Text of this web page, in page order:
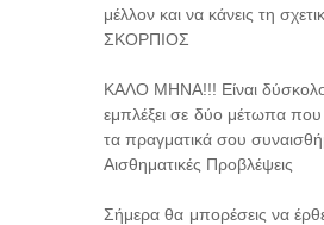
μέλλον και να κάνεις τη
ΣΚΟΡΠΙΟΣ
ΚΑΛΟ ΜΗΝΑ!!! Είναι
εμπλέξει σε δύο μέτωπα που
τα πραγματικά σου
Αισθηματικές Προβλέψεις
Σήμερα θα μπορέσεις να